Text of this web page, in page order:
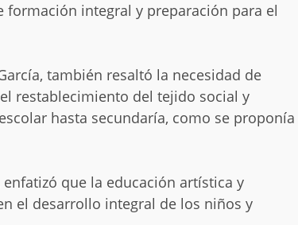
integral y preparación para el
también resaltó la necesidad de
restablecimiento del tejido social y
hasta secundaría, como se proponía
que la educación artística y
el desarrollo integral de los niños y